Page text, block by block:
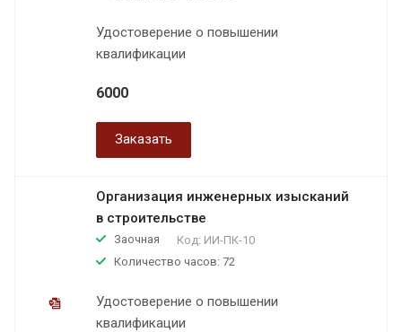
Удостоверение о повышении
квалификации
6000
Заказать
Организация инженерных изысканий
в строительстве
Заочная Код: ИИ-ПК-10
Количество часов: 72
Удостоверение о повышении
квалификации